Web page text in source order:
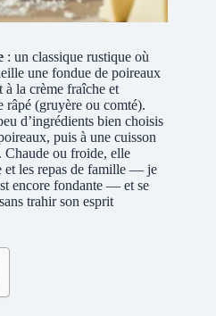
: un classique rustique où
une fondue de poireaux
la crème fraîche et
râpé (gruyère ou comté).
d’ingrédients bien choisis
puis à une cuisson
Chaude ou froide, elle
et les repas de famille — je
encore fondante — et se
trahir son esprit